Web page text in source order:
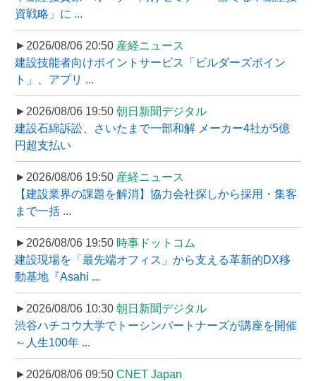
資戦略」に ...
►2026/08/06 20:50 産経ニュース
建設技能者向けポイントサービス「ビルダーズポイン
ト」、アプリ ...
►2026/08/06 19:50 朝日新聞デジタル
建設石綿訴訟、さいたまで一部和解 メーカー4社が5億
円超支払い
►2026/08/06 19:50 産経ニュース
【建設業界の課題を解消】協力会社探しから採用・集客
まで一括 ...
►2026/08/06 19:50 時事ドットコム
建設現場を「最先端オフィス」から支える革新的DX移
動基地『Asahi ...
►2026/08/06 10:30 朝日新聞デジタル
渋谷ハチコウ大学でトーシンパートナーズが講座を開催
～人生100年 ...
►2026/08/06 09:50 CNET Japan